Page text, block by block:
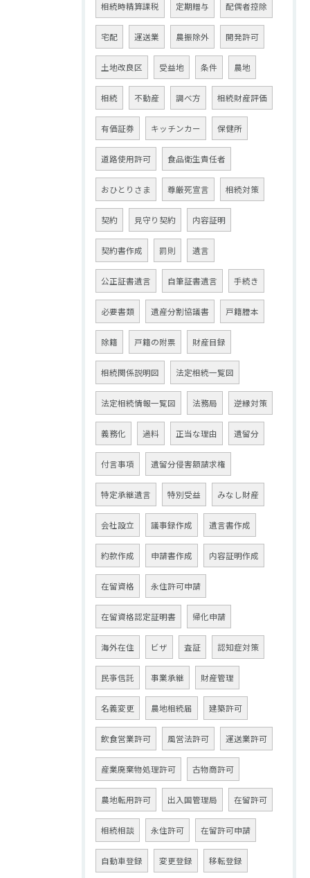
相続時精算課税 定期贈与 配偶者控除
宅配 運送業 農振除外 開発許可
土地改良区 受益地 条件 農地
相続 不動産 調べ方 相続財産評価
有価証券 キッチンカー 保健所
道路使用許可 食品衛生責任者
おひとりさま 尊厳死宣言 相続対策
契約 見守り契約 内容証明
契約書作成 罰則 遺言
公正証書遺言 自筆証書遺言 手続き
必要書類 遺産分割協議書 戸籍謄本
除籍 戸籍の附票 財産目録
相続関係説明図 法定相続一覧図
法定相続情報一覧図 法務局 逆縁対策
義務化 過料 正当な理由 遺留分
付言事項 遺留分侵害額請求権
特定承継遺言 特別受益 みなし財産
会社設立 議事録作成 遺言書作成
約款作成 申請書作成 内容証明作成
在留資格 永住許可申請
在留資格認定証明書 帰化申請
海外在住 ビザ 査証 認知症対策
民亊信託 事業承継 財産管理
名義変更 農地相続届 建築許可
飲食営業許可 風営法許可 運送業許可
産業廃棄物処理許可 古物商許可
農地転用許可 出入国管理局 在留許可
相続相談 永住許可 在留許可申請
自動車登録 変更登録 移転登録